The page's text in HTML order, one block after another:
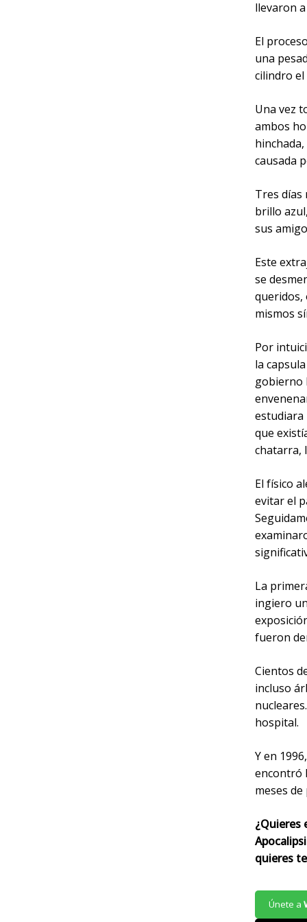
llevaron
El
una
cilindro el
Una vez
ambos
causada
Tres días
brillo
sus
Este
se
queridos,
mismos
Por
la
gobierno
estudiara
que
chatarra,
El físico
evitar el
La
ingiero
fueron
Cientos
incluso
hospital.
Y en
encontró
meses
¿Quieres
quieres
Únete a